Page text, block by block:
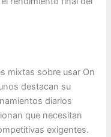
mixtas sobre usar On
destacan su
diarios
que necesitan
exigentes.